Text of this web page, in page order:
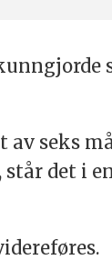
seks
det i